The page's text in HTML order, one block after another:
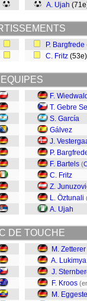
A. Ujah
P. Bargfrede
C. Fritz
EQUIPES
F.
T. Gebre
S. García
Gálvez
J.
P.
F. Bartels (
C. Fritz
Z.
L. Öztunali
A. Ujah
DE TOUCHE
M. Zetterer
A. Lukimya
J.
F. Kroos
M.